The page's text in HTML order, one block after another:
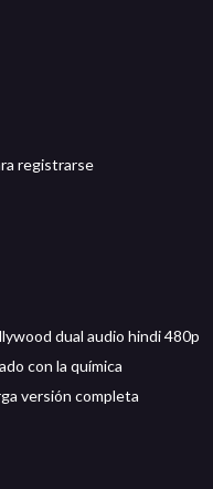
registrarse
dual audio hindi 480p
con la química
versión completa